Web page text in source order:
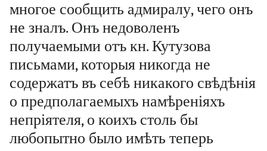
многое сообщить адмиралу, чего онъ
не зналъ. Онъ недоволенъ
получаемыми отъ кн. Кутузова
письмами, которыя никогда не
содержатъ въ себѣ никакого свѣдѣнія
о предполагаемыхъ намѣреніяхъ
непріятеля, о коихъ столь бы
любопытно было имѣть теперь